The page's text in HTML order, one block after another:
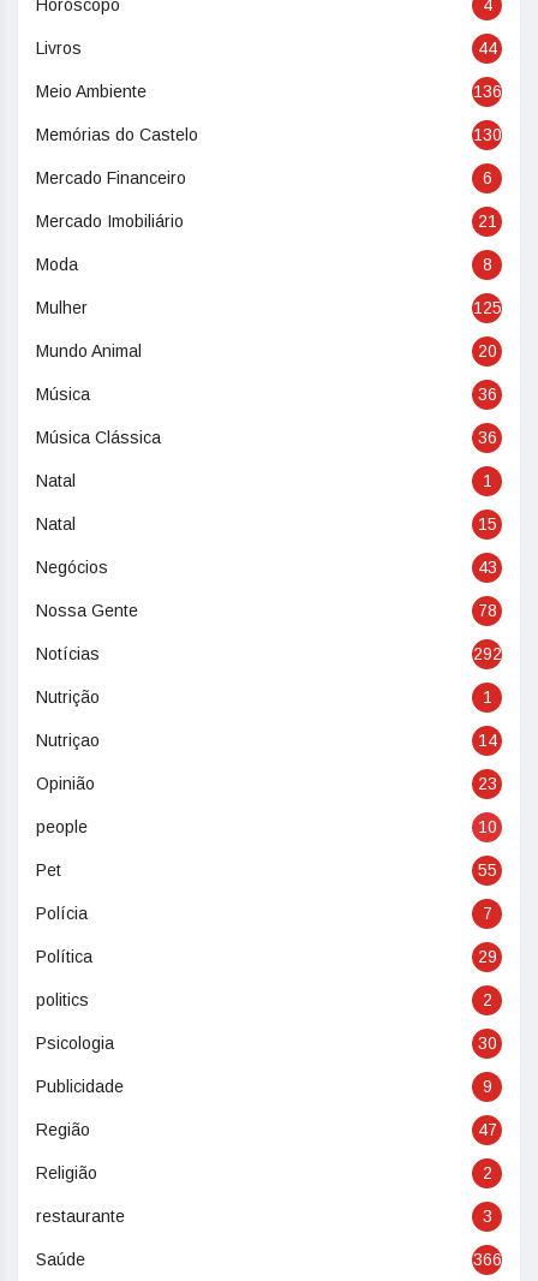
Horóscopo 4
Livros 44
Meio Ambiente 136
Memórias do Castelo 130
Mercado Financeiro 6
Mercado Imobiliário 21
Moda 8
Mulher 125
Mundo Animal 20
Música 36
Música Clássica 36
Natal 1
Natal 15
Negócios 43
Nossa Gente 78
Notícias 292
Nutrição 1
Nutriçao 14
Opinião 23
people 10
Pet 55
Polícia 7
Política 29
politics 2
Psicologia 30
Publicidade 9
Região 47
Religião 2
restaurante 3
Saúde 366